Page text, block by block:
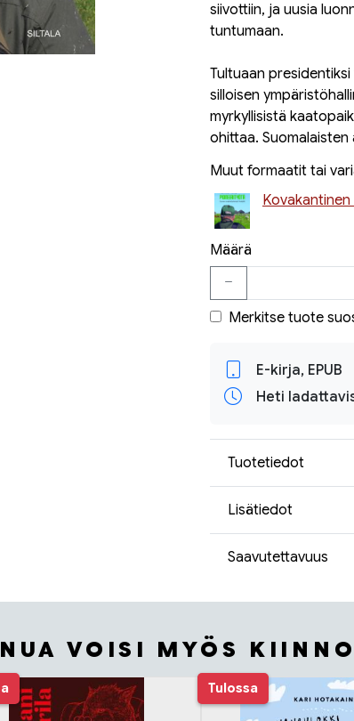
siivottiin, ja uusia
tuntumaan.
Tultuaan
silloisen
myrkyllisistä
ohittaa.
Muut formaatit tai
Määrä
Merkitse tuote
E-kirja, EPUB
Heti
Tuotetiedot
Lisätiedot
Saavutettavuus
VOISI MYÖS
Tulossa